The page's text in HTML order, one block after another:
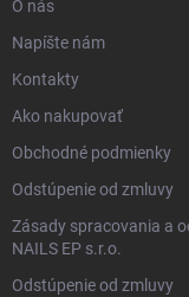
O nás
Napíšte nám
Kontakty
Ako nakupovať
Obchodné podmienky
Odstúpenie od zmluvy
Zásady spracovania a
NAILS EP s.r.o.
Odstúpenie od zmluvy